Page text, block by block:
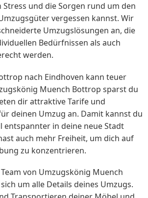
Stress und die Sorgen rund um den
vergessen kannst. Wir
Umzugslösungen an, die
Bedürfnissen als auch
werden.
nach Eindhoven kann teuer
Muench Bottrop sparst du
dir attraktive Tarife und
deinen Umzug an. Damit kannst du
entspannter in deine neue Stadt
auch mehr Freiheit, um dich auf
zu konzentrieren.
von Umzugskönig Muench
um alle Details deines Umzugs.